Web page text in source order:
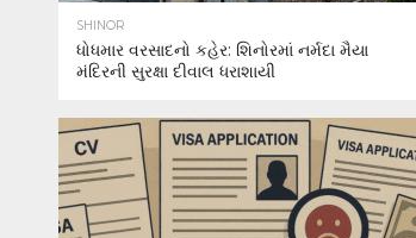
SHINOR
ધોધમાર વરસાદનો કહેર: શિનોરમાં નર્મદા મૈયા
મંદિરની સુરક્ષા દીવાલ ધરાશાયી